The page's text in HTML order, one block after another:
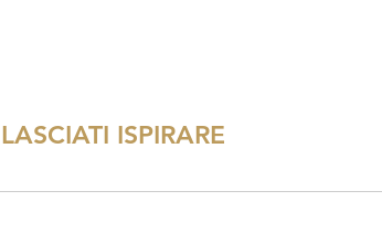
LASCIATI ISPIRARE